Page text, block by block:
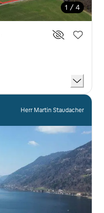
1 / 4
Herr Martin Staudacher